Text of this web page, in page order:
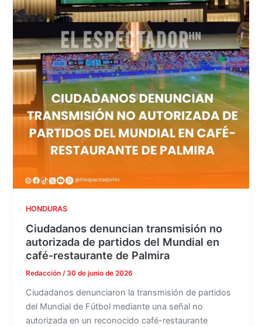
HONDURAS
Ciudadanos denuncian transmisión no
autorizada de partidos del Mundial en
café-restaurante de Palmira
Redacción/ 30 de junio de 2026
Ciudadanos denunciaron la transmisión de partidos
del Mundial de Fútbol mediante una señal no
autorizada en un reconocido café-restaurante